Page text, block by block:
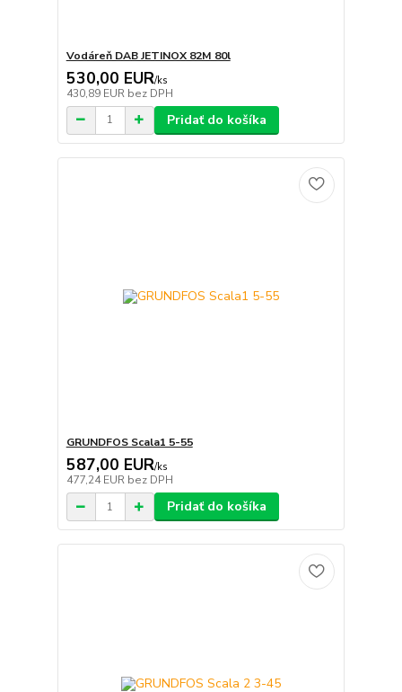
Vodáreň DAB JETINOX 82M 80l
530,00 EUR/ks
430,89 EUR bez DPH
Pridať do košíka
GRUNDFOS Scala1 5-55
587,00 EUR/ks
477,24 EUR bez DPH
Pridať do košíka